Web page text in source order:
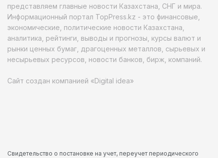
представляем главные новости Казахстана, СНГ и мира.
Информационный портал TopPress.kz - это финансовые,
экономические, политические новости Казахстана,
аналитика, рейтинги, выводы и прогнозы, курсы валют и
рынки ценных бумаг, драгоценных металлов, сырьевых и
несырьевых ресурсов, новости банков, бирж, компаний.
Сайт создан компанией «Digital idea»
Свидетельство о постановке на учет, переучет периодического